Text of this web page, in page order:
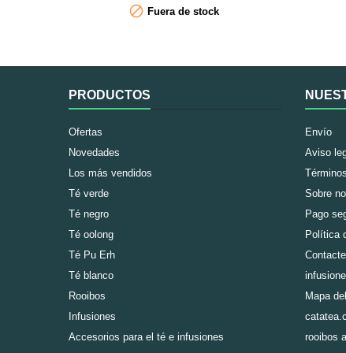
de moda por tener grandes beneficios para la
 Fuera de stock
PRODUCTOS
Ofertas
Novedades
Los más vendidos
Té verde
Té negro
Té oolong
Té Pu Erh
Té blanco
Rooibos
Infusiones
Accesorios para el té e infusiones
Envío
Aviso
Sobre
Pago
Política
Mapa
rooibos